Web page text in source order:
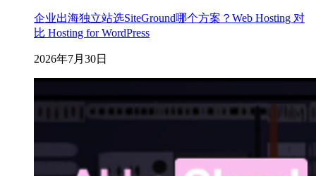
企业出海独立站选SiteGround哪个方案？Web Hosting 对
比 Hosting for WordPress
2026年7月30日